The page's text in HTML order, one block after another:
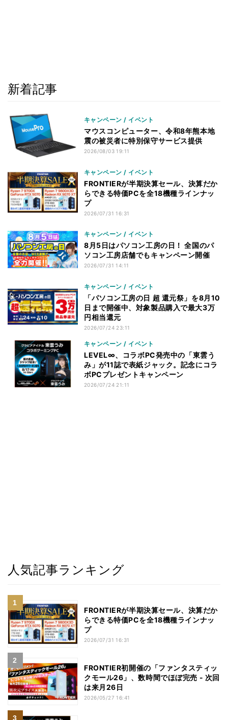
新着記事
キャンペーン / イベント
マウスコンピューター、令和8年熊本地
震の被災者に特別保守サービス提供
2026/08/03 19:11
キャンペーン / イベント
FRONTIERが半期決算セール、決算だか
らできる特価PCを全18機種ラインナッ
プ
2026/07/31 16:31
キャンペーン / イベント
8月5日はパソコン工房の日！ 全国のパ
ソコン工房店舗でもキャンペーン開催
2026/07/31 14:11
キャンペーン / イベント
「パソコン工房の日 超 還元祭」を8月10
日まで開催中、対象製品購入で最大3万
円相当還元
2026/07/24 23:11
キャンペーン / イベント
LEVEL∞、コラボPC発売中の「東雲う
み」が11誌で表紙ジャック。記念にコラ
ボPCプレゼントキャンペーン
2026/07/24 21:11
人気記事ランキング
FRONTIERが半期決算セール、決算だか
らできる特価PCを全18機種ラインナッ
プ
2026/07/31 16:31
FRONTIER初開催の「ファンタスティッ
クモール26」、数時間でほぼ完売 - 次回
は来月26日
2026/05/27 16:41